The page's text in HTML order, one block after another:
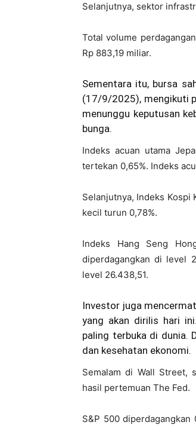
Selanjutnya, sektor
Total volume
Rp 883,19 miliar.
Sementara itu, bursa
(17/9/2025), mengikuti
menunggu keputusan
bunga.
Indeks acuan utama
tertekan 0,65%. Indeks
Selanjutnya, Indeks Kospi
kecil turun 0,78%.
Indeks Hang Seng
diperdagangkan di level
level 26.438,51.
Investor juga
yang akan dirilis hari
paling terbuka di dunia.
dan kesehatan ekonomi.
Semalam di Wall Street,
hasil pertemuan The Fed.
S&P 500